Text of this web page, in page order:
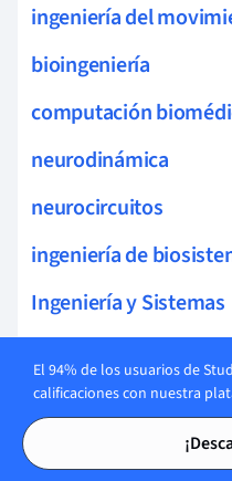
ingeniería del
bioingeniería
computación
neurodinámica
neurocircuitos
ingeniería de
Ingeniería y Sistemas
modulación neural
algoritmos
El 94% de los usuarios de
calificaciones con nuestra